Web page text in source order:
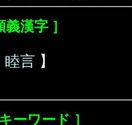
義漢字 ］
睦言 】
ーワード ］